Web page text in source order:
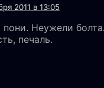
2011 в 13:05
Неужели
печаль.